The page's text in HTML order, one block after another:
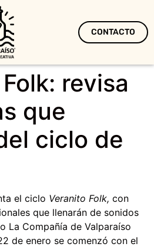
CONTACTO
revisa
que
ciclo de
el ciclo Veranito Folk, con
que llenarán de sonidos
La Compañía de Valparaíso
de enero se comenzó con el